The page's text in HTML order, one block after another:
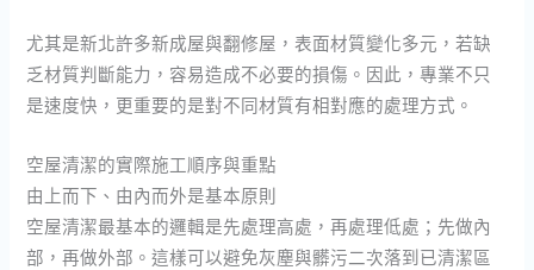
尤其是新北許多新成屋與翻修屋，表面材質變化多元，若缺
乏材質判斷能力，容易造成不必要的損傷。因此，專業不只
是速度快，更重要的是對不同材質有相對應的處理方式。
空屋清潔的實際施工順序與重點
由上而下、由內而外是基本原則
空屋清潔最基本的邏輯是先處理高處，再處理低處；先做內
部，再做外部。這樣可以避免灰塵與髒污二次落到已清潔區